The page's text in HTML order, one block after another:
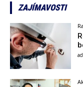
ZAJÍMAVOSTI